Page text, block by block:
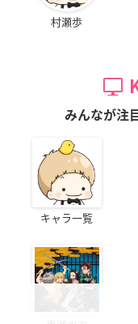
村瀬歩
みんなが注
キャラ一覧